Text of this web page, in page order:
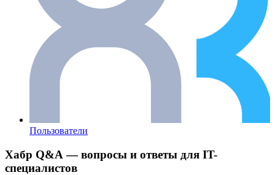
Пользователи
Хабр Q&A — вопросы и ответы для IT-
специалистов